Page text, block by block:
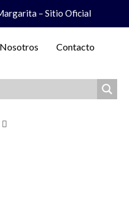
– Sitio Oficial
Nosotros Contacto